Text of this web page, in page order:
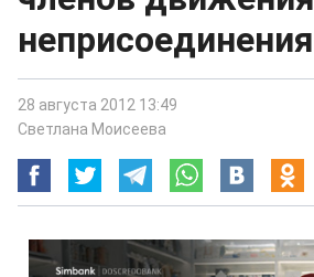
неприсоединения
28 августа 2012 13:49
Светлана Моисеева